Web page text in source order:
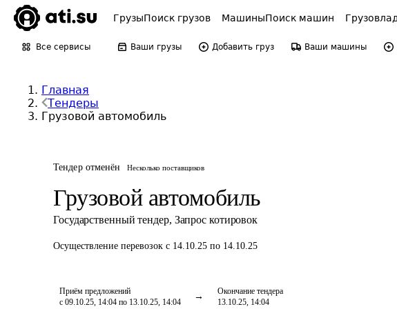
ГрузыПоиск грузов МашиныПоиск машин
Все сервисы Ваши грузы Добавить груз Ваши машины
Главная
Тендеры
Грузовой автомобиль
Тендер отменён Несколько поставщиков
Грузовой автомобиль
Государственный тендер, Запрос котировок
Осуществление перевозок с 14.10.25 по 14.10.25
Приём предложений
с 09.10.25, 14:04 по 13.10.25, 14:04
Окончание тендера
13.10.25, 14:04